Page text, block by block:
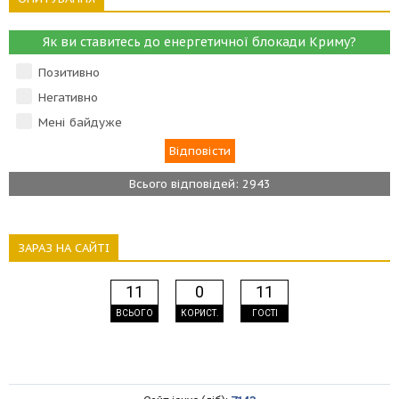
Як ви ставитесь до енергетичної блокади Криму?
Позитивно
Негативно
Мені байдуже
Всього відповідей: 2943
ЗАРАЗ НА САЙТІ
11
ВСЬОГО
0
КОРИСТ.
11
ГОСТІ